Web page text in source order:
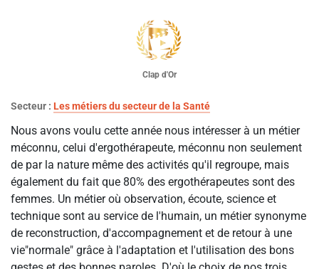
Clap d'Or
Secteur : Les métiers du secteur de la Santé
Nous avons voulu cette année nous intéresser à un métier
méconnu, celui d'ergothérapeute, méconnu non seulement
de par la nature même des activités qu'il regroupe, mais
également du fait que 80% des ergothérapeutes sont des
femmes. Un métier où observation, écoute, science et
technique sont au service de l'humain, un métier synonyme
de reconstruction, d'accompagnement et de retour à une
vie"normale" grâce à l'adaptation et l'utilisation des bons